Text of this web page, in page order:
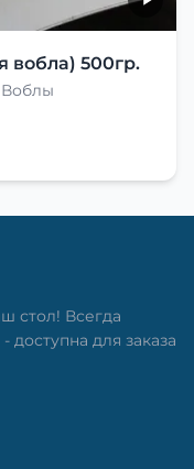
вобла) 500гр.
Воблы
стол! Всегда
доступна для заказа